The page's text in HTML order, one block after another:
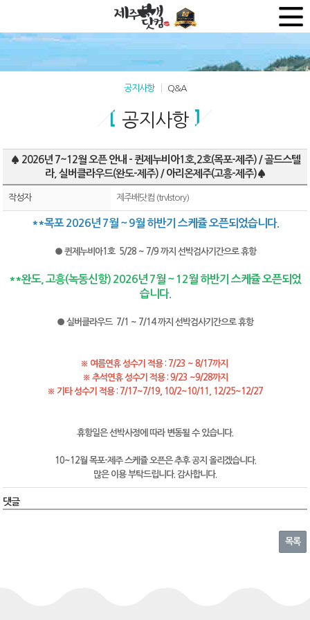
공지사항 Q&A
공지사항
♠ 2026년 7~12월 오픈 안내 - 퀸제누비아1호,2호(목포-제주) / 골드스텔
라, 실버클라우드(완도-제주) / 아리온제주(고흥-제주)♠
작성자 제주배닷컴 (trvlstory)
**목포 2026년 7월 ~ 9월 하반기 스케쥴 오픈되었습니다.
● 퀸제누비아1호 5/28 ~ 7/9 까지 선박검사기간으로 휴항
**완도, 고흥(녹동신항) 2026년 7월 ~ 12월 하반기 스케쥴 오픈되었
습니다.
● 실버클라우드 7/1 ~ 7/14 까지 선박검사기간으로 휴항
※ 여름연휴 성수기 적용 : 7/23 ~ 8/17까지
※ 추석연휴 성수기 적용 : 9/23 ~9/28까지
※ 기타 성수기 적용 : 7/17~7/19, 10/2~10/11, 12/25~12/27
휴항일은 선박사정에 따라 변동될 수 있습니다.
10~12월 목포-제주 스케쥴 오픈은 추후 공지 올리겠습니다.
많은 이용 부탁드립니다. 감사합니다.
댓글
목록